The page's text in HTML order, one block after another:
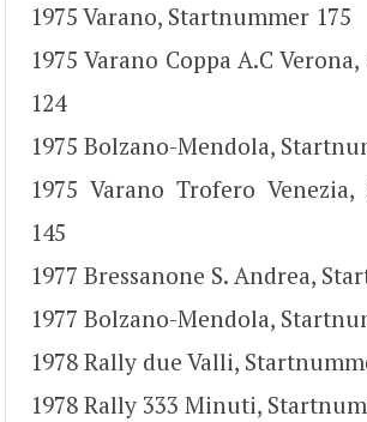
1975 Varano, Startnummer 175
1975 Varano Coppa A.C
124
1975 Bolzano-Mendola,
1975 Varano Trofero
145
1977 Bressanone S. Andrea,
1977 Bolzano-Mendola,
1978 Rally due Valli,
1978 Rally 333 Minuti,